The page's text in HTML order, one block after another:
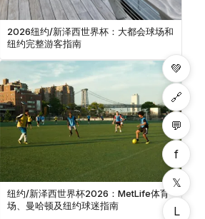
2026纽约/新泽西世界杯：大都会球场和
纽约完整游客指南
纽约/新泽西世界杯2026：MetLife体育
场、曼哈顿及纽约球迷指南
💚
🔗
💬
f
𝕏
L